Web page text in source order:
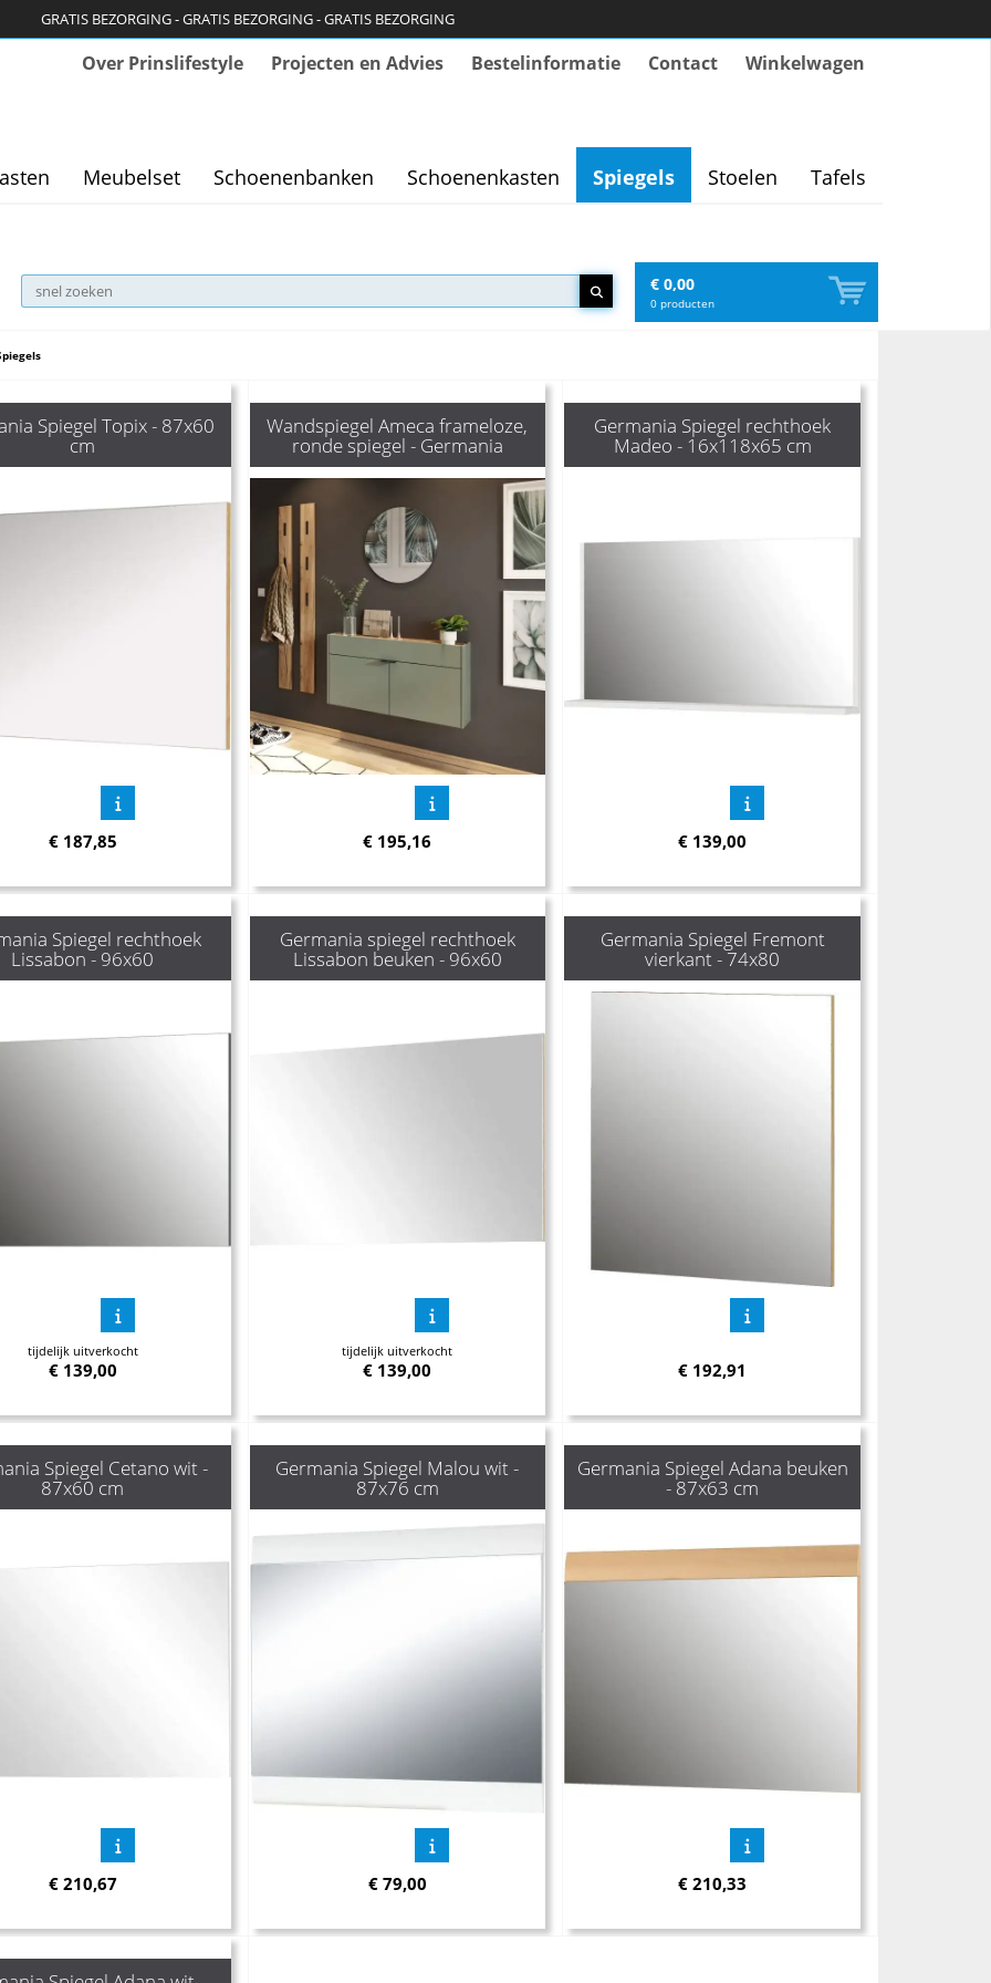
GRATIS BEZORGING - GRATIS BEZORGING - GRATIS BEZORGING
Over Prinslifestyle Projecten en Advies Bestelinformatie Contact Winkelwagen
Meubelset Schoenenbanken Schoenenkasten Spiegels Stoelen Tafels
€ 0,00
0 producten
Spiegel Topix - 87x60
cm
€ 187,85
Wandspiegel Ameca frameloze,
ronde spiegel - Germania
€ 195,16
Germania Spiegel rechthoek
Madeo - 16x118x65 cm
€ 139,00
Spiegel rechthoek
Lissabon - 96x60
tijdelijk uitverkocht
€ 139,00
Germania spiegel rechthoek
Lissabon beuken - 96x60
tijdelijk uitverkocht
€ 139,00
Germania Spiegel Fremont
vierkant - 74x80
€ 192,91
Spiegel Cetano wit -
87x60 cm
€ 210,67
Germania Spiegel Malou wit -
87x76 cm
€ 79,00
Germania Spiegel Adana beuken
- 87x63 cm
€210,33